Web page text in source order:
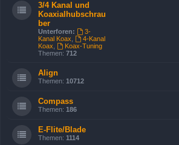
3/4 Kanal und
Koaxialhubschrau
ber
Unterforen:
3-
Kanal Koax
4-Kanal
Koax
Koax-Tuning
Themen: 712
Align
Themen: 10712
Compass
Themen: 186
E-Flite/Blade
Themen: 1114